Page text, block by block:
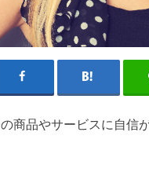
商品やサービスに自信